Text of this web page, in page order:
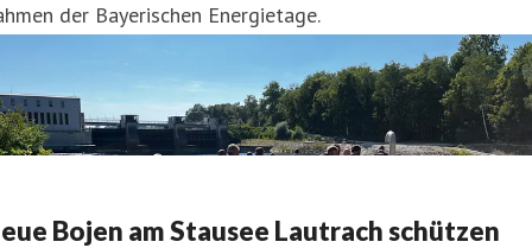
der Bayerischen Energietage.
Bojen am Stausee Lautrach schützen